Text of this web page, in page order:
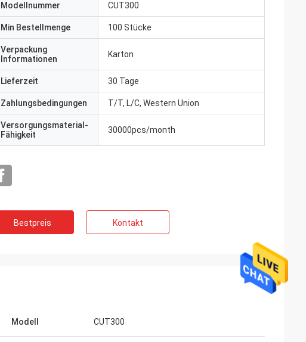
Modellnummer CUT300
Min Bestellmenge 100 Stücke
Verpackung
Informationen
Karton
Lieferzeit 30 Tage
Zahlungsbedingungen T/T, L/C, Western Union
Versorgungsmaterial-
Fähigkeit
30000pcs/month
Bestpreis Kontakt
Modell CUT300